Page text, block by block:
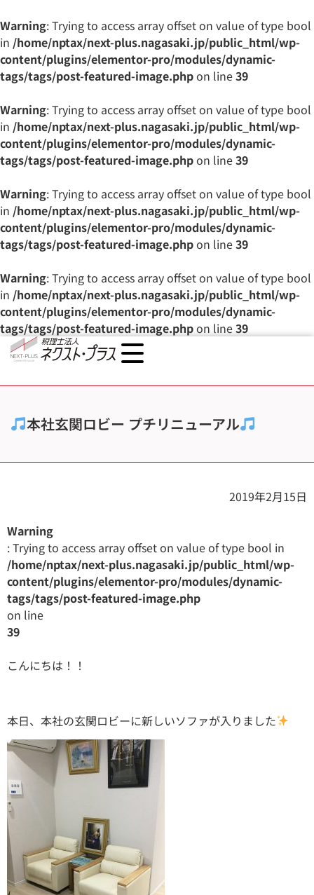
Warning: Trying to access array offset on value of type bool
in /home/nptax/next-plus.nagasaki.jp/public_html/wp-
content/plugins/elementor-pro/modules/dynamic-
tags/tags/post-featured-image.phpon line39
Warning: Trying to access array offset on value of type bool
in /home/nptax/next-plus.nagasaki.jp/public_html/wp-
content/plugins/elementor-pro/modules/dynamic-
tags/tags/post-featured-image.phpon line39
Warning: Trying to access array offset on value of type bool
in /home/nptax/next-plus.nagasaki.jp/public_html/wp-
content/plugins/elementor-pro/modules/dynamic-
tags/tags/post-featured-image.phpon line39
Warning: Trying to access array offset on value of type bool
in /home/nptax/next-plus.nagasaki.jp/public_html/wp-
content/plugins/elementor-pro/modules/dynamic-
tags/tags/post-featured-image.phpon line39
本社玄関ロビー プチリニューアル
2019年2月15日
Warning
: Trying to access array offset on value of type bool in
/home/nptax/next-plus.nagasaki.jp/public_html/wp-
content/plugins/elementor-pro/modules/dynamic-
tags/tags/post-featured-image.php
on line
39
こんにちは！！
本日、本社の玄関ロビーに新しいソファが入りました